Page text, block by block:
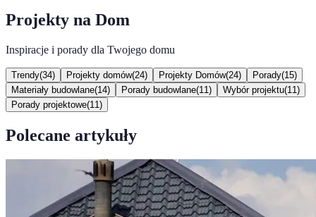
Projekty na Dom
Inspiracje i porady dla Twojego domu
Trendy(34) Projekty domów(24) Projekty Domów(24) Porady(15)
Materiały budowlane(14) Porady budowlane(11 ) Wybór projektu(11 )
Porady projektowe(11 )
Polecane artykuły